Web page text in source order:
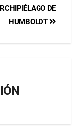
DE
HUMBOLDT